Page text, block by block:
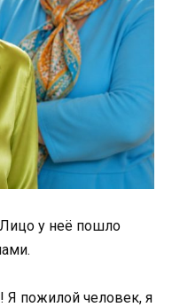
у неё пошло
Я пожилой человек, я